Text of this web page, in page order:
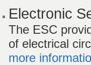
Electronic
The ESC
of electrical
more